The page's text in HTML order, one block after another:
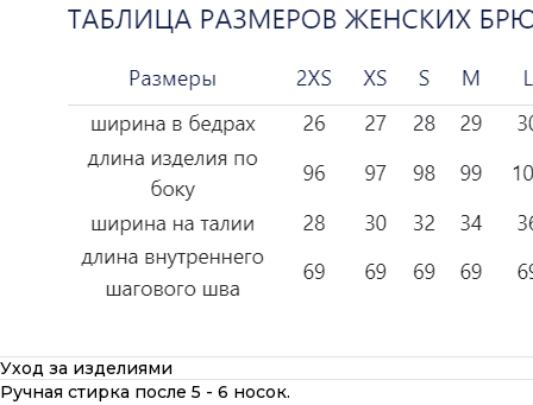
Уход за изделиями
Ручная стирка после 5 - 6 носок.